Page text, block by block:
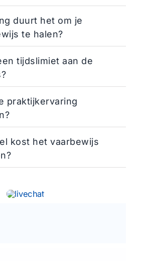
duurt het om je
te halen?
tijdslimiet aan de
praktijkervaring
kost het vaarbewijs